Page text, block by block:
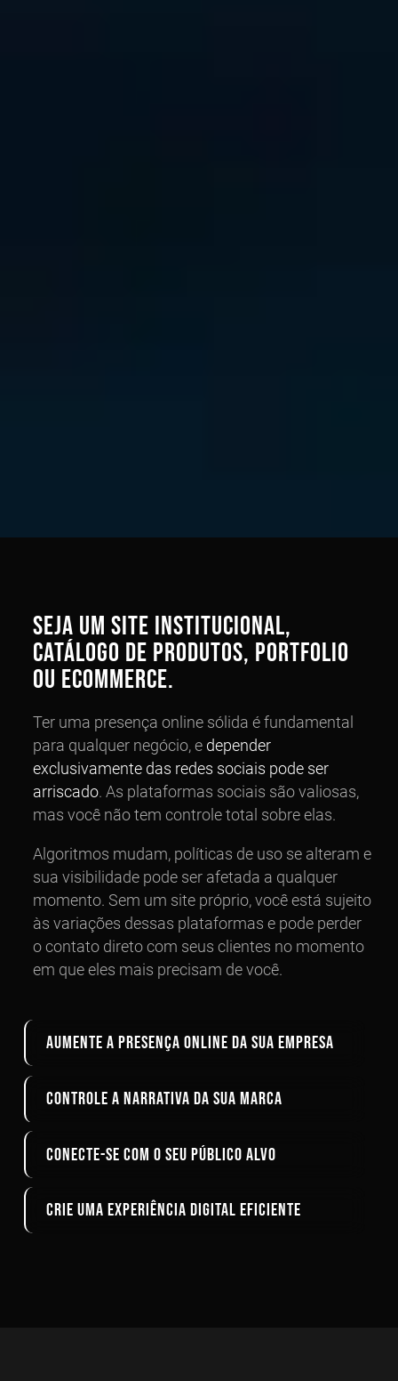
Seja um site Institucional,
Catálogo de Produtos, Portfolio
ou eCommerce.
Ter uma presença online sólida é fundamental
para qualquer negócio, e depender
exclusivamente das redes sociais pode ser
arriscado. As plataformas sociais são valiosas,
mas você não tem controle total sobre elas.
Algoritmos mudam, políticas de uso se alteram e
sua visibilidade pode ser afetada a qualquer
momento. Sem um site próprio, você está sujeito
às variações dessas plataformas e pode perder
o contato direto com seus clientes no momento
em que eles mais precisam de você.
Aumente a Presença Online da sua Empresa
Controle a Narrativa da sua Marca
Conecte-se com o seu Público Alvo
Crie uma experiência digital eficiente